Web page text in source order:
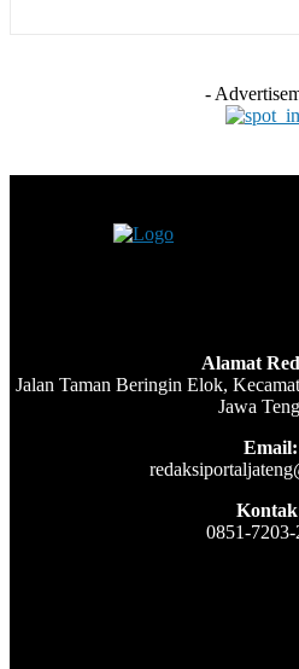
-
Alamat
Jalan Taman Beringin Elok,
Jawa
Email:
0851-